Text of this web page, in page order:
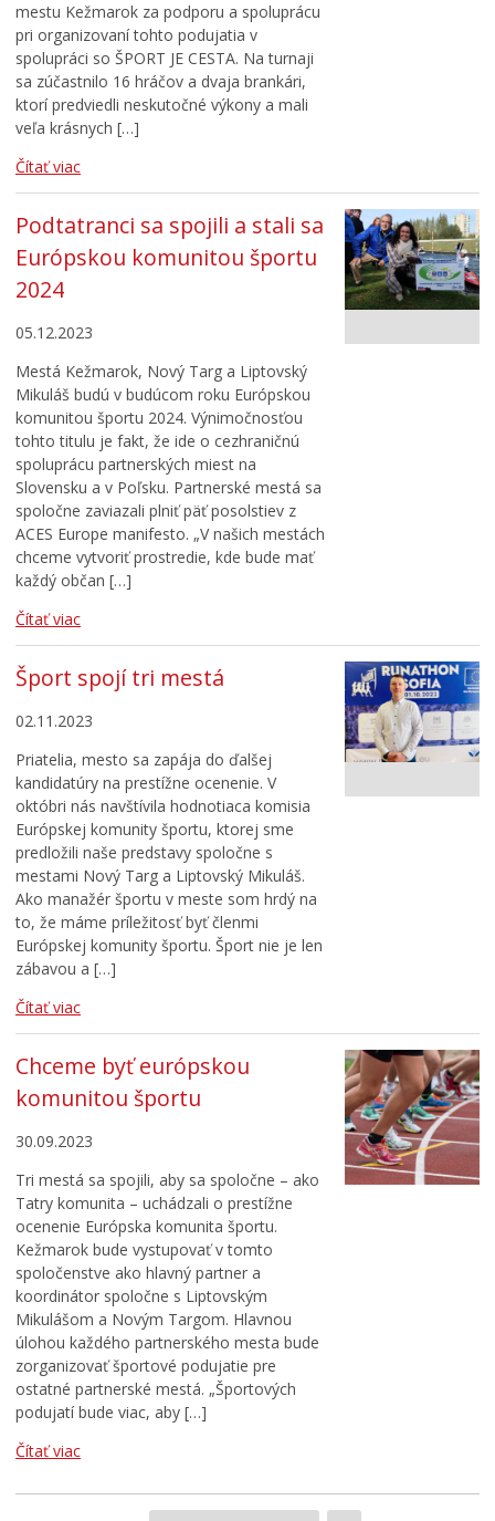
mestu Kežmarok za podporu a spoluprácu
pri organizovaní tohto podujatia v
spolupráci so ŠPORT JE CESTA. Na turnaji
sa zúčastnilo 16 hráčov a dvaja brankári,
ktorí predviedli neskutočné výkony a mali
veľa krásnych […]
Čítať viac
Podtatranci sa spojili a stali sa
Európskou komunitou športu
2024
05.12.2023
Mestá Kežmarok, Nový Targ a Liptovský
Mikuláš budú v budúcom roku Európskou
komunitou športu 2024. Výnimočnosťou
tohto titulu je fakt, že ide o cezhraničnú
spoluprácu partnerských miest na
Slovensku a v Poľsku. Partnerské mestá sa
spoločne zaviazali plniť päť posolstiev z
ACES Europe manifesto. „V našich mestách
chceme vytvoriť prostredie, kde bude mať
každý občan […]
Čítať viac
Šport spojí tri mestá
02.11.2023
Priatelia, mesto sa zapája do ďalšej
kandidatúry na prestížne ocenenie. V
októbri nás navštívila hodnotiaca komisia
Európskej komunity športu, ktorej sme
predložili naše predstavy spoločne s
mestami Nový Targ a Liptovský Mikuláš.
Ako manažér športu v meste som hrdý na
to, že máme príležitosť byť členmi
Európskej komunity športu. Šport nie je len
zábavou a […]
Čítať viac
Chceme byť európskou
komunitou športu
30.09.2023
Tri mestá sa spojili, aby sa spoločne – ako
Tatry komunita – uchádzali o prestížne
ocenenie Európska komunita športu.
Kežmarok bude vystupovať v tomto
spoločenstve ako hlavný partner a
koordinátor spoločne s Liptovským
Mikulášom a Novým Targom. Hlavnou
úlohou každého partnerského mesta bude
zorganizovať športové podujatie pre
ostatné partnerské mestá. „Športových
podujatí bude viac, aby […]
Čítať viac